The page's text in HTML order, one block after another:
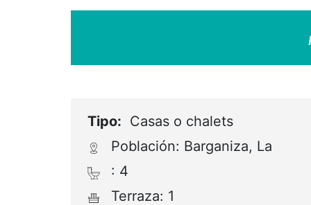
Tipo: Casas o chalets
Población: Barganiza, La
: 4
Terraza: 1